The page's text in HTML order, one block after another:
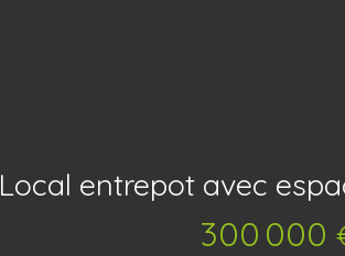
Local entrepot avec
300 000